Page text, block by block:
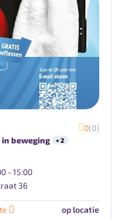
0(0)
in beweging + 2
- 15:00
36
op locatie